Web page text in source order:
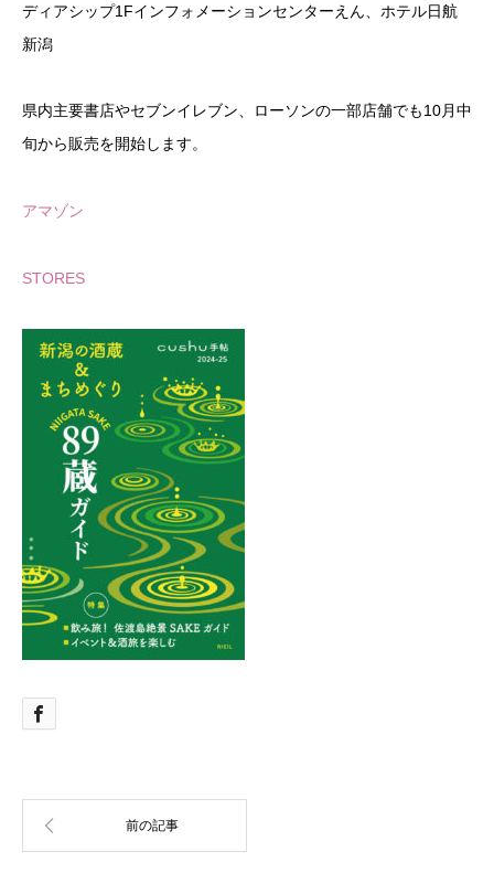
ディアシップ1Fインフォメーションセンターえん、ホテル日航
新潟
県内主要書店やセブンイレブン、ローソンの一部店舗でも10月中
旬から販売を開始します。
アマゾン
STORES